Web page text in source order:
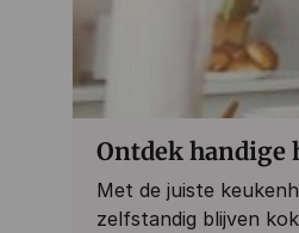
Ontdek handige
Met de juiste
zelfstandig blijven